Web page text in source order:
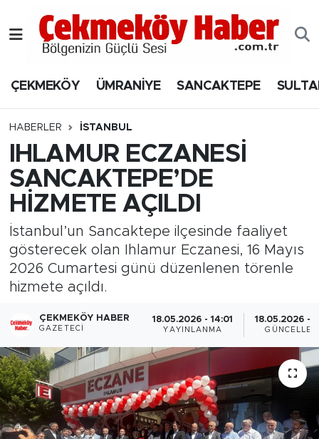
ÇEKMEKÖY ÜMRANİYE SANCAKTEPE
HABERLER İSTANBUL
IHLAMUR ECZANESİ
SANCAKTEPE’DE
HİZMETE AÇILDI
İstanbul’un Sancaktepe ilçesinde faaliyet
gösterecek olan Ihlamur Eczanesi, 16 Mayıs
2026 Cumartesi günü düzenlenen törenle
hizmete açıldı.
ÇEKMEKÖY HABER
GAZETECI
18.05.2026 - 14:01
YAYINLANMA
18.05.2026 -
Nöbetçi Eczaneler
Hava Durumu
Namaz Vakitleri
Trafik Durumu
Süper Lig Puan Durumu ve Fikstür
Tüm Manşetler
Son Dakika Haberleri